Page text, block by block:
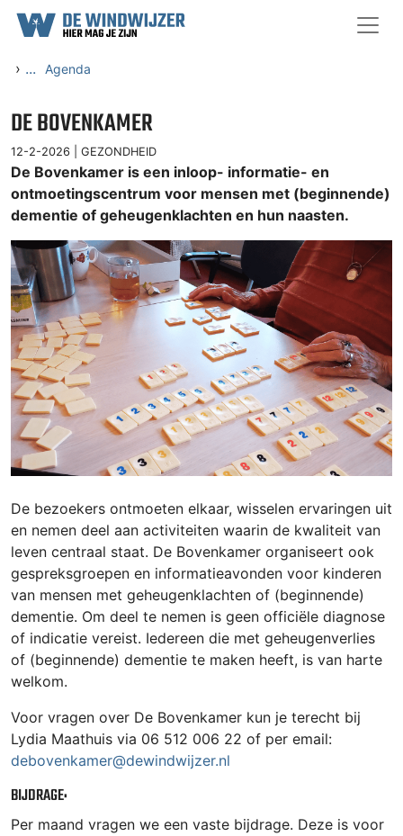
Ga naar content
› ... Agenda
DE BOVENKAMER
12-2-2026 | GEZONDHEID
De Bovenkamer is een inloop- informatie- en
ontmoetingscentrum voor mensen met (beginnende)
dementie of geheugenklachten en hun naasten.
De bezoekers ontmoeten elkaar, wisselen ervaringen uit
en nemen deel aan activiteiten waarin de kwaliteit van
leven centraal staat. De Bovenkamer organiseert ook
gespreksgroepen en informatieavonden voor kinderen
van mensen met geheugenklachten of (beginnende)
dementie. Om deel te nemen is geen officiële diagnose
of indicatie vereist. Iedereen die met geheugenverlies
of (beginnende) dementie te maken heeft, is van harte
welkom.
Voor vragen over De Bovenkamer kun je terecht bij
Lydia Maathuis via 06 512 006 22 of per email:
debovenkamer@dewindwijzer.nl
BIJDRAGE:
Per maand vragen we een vaste bijdrage. Deze is voor